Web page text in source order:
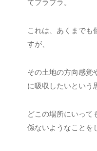
てプラプラ。
これは、あくまでも
すが、
その土地の方向感覚
に吸収したいという
どこの場所にいって
係ないようなことを